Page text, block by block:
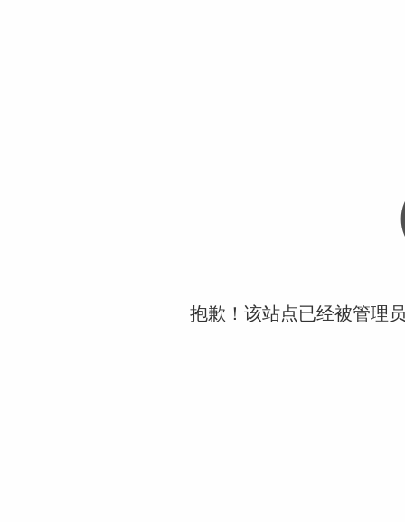
抱歉！该站点已经被管理